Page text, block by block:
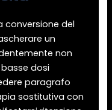
conversione del
un
non
dosi
paragrafo
sostitutiva con